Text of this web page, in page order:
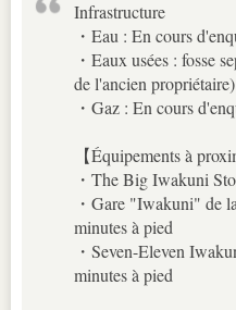
Infrastructure
・Eau : En cours
・Eaux usées : fosse
de l'ancien propriétaire)
・Gaz : En cours
【Équipements à
・The Big Iwakuni
・Gare "Iwakuni" de
minutes à pied
・Seven-Eleven
minutes à pied